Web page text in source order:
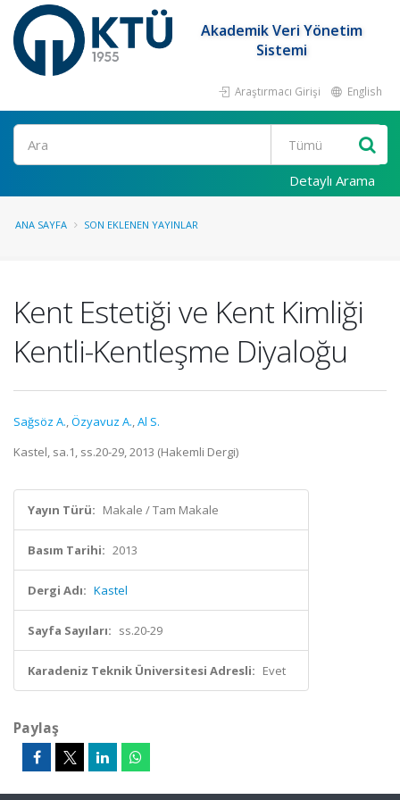
Akademik Veri Yönetim
Sistemi
Araştırmacı Girişi English
Ara
Detaylı Arama
ANA SAYFA SON EKLENEN YAYINLAR
Kent Estetiği ve Kent Kimliği
Kentli-Kentleşme Diyaloğu
Sağsöz A.,Özyavuz A.,Al S.
Kastel, sa.1, ss.20-29, 2013 (Hakemli Dergi)
Yayın Türü: Makale / Tam Makale
Basım Tarihi: 2013
Dergi Adı: Kastel
Sayfa Sayıları: ss.20-29
Karadeniz Teknik Üniversitesi Adresli: Evet
Paylaş